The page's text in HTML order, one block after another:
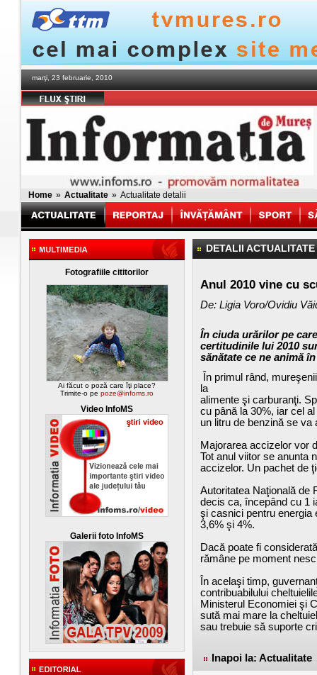
marţi, 23 februarie, 2010
Home » Actualitate » Actualitate detalii
Fotografiile cititorilor
Ai făcut o poză care îţi place?
Trimite-o pe poze@infoms.ro
Video InfoMS
Galerii foto InfoMS
DETALII ACTUALITATE
Anul 2010 vine cu
De: Ligia Voro/Ovidiu
În ciuda urărilor pe
certitudinile lui 2010
sănătate ce ne animă
În primul rând,
la
alimente şi carburanţi.
cu până la 30%, iar cel
un litru de benzină se va
Majorarea accizelor vor
Tot anul viitor se anunta
accizelor. Un pachet de
Autoritatea Naţională de
decis ca, începând cu 1
şi casnici pentru energia
3,6% şi 4%.
Dacă poate fi
rămâne pe moment
În acelaşi timp,
contribuabilului
Ministerul Economiei şi
sută mai mare la
sau trebuie să suporte
Inapoi la: Actualitate